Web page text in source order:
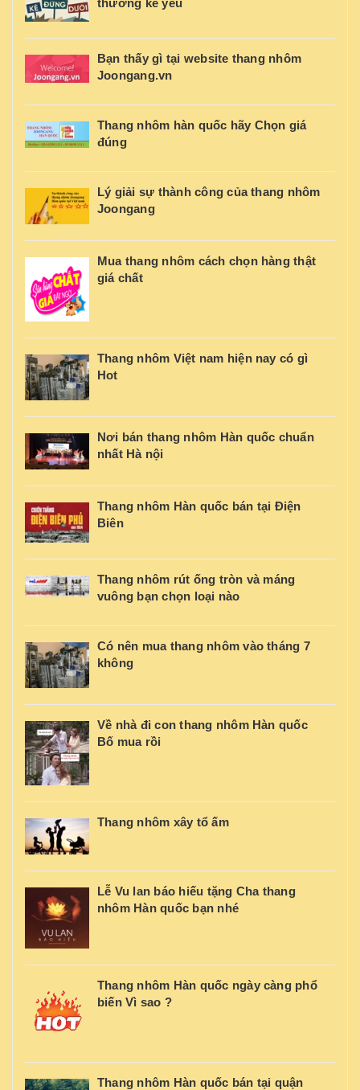
Bạn thấy gì tại website thang nhôm
Joongang.vn
Thang nhôm hàn quốc hãy Chọn giá
đúng
Lý giải sự thành công của thang nhôm
Joongang
Mua thang nhôm cách chọn hàng thật
giá chất
Thang nhôm Việt nam hiện nay có gì
Hot
Nơi bán thang nhôm Hàn quốc chuẩn
nhất Hà nội
Thang nhôm Hàn quốc bán tại Điện
Biên
Thang nhôm rút ống tròn và máng
vuông bạn chọn loại nào
Có nên mua thang nhôm vào tháng 7
không
Về nhà đi con thang nhôm Hàn quốc
Bố mua rồi
Thang nhôm xây tổ ấm
Lễ Vu lan báo hiếu tặng Cha thang
nhôm Hàn quốc bạn nhé
Thang nhôm Hàn quốc ngày càng phổ
biến Vì sao ?
Thang nhôm Hàn quốc bán tại quận